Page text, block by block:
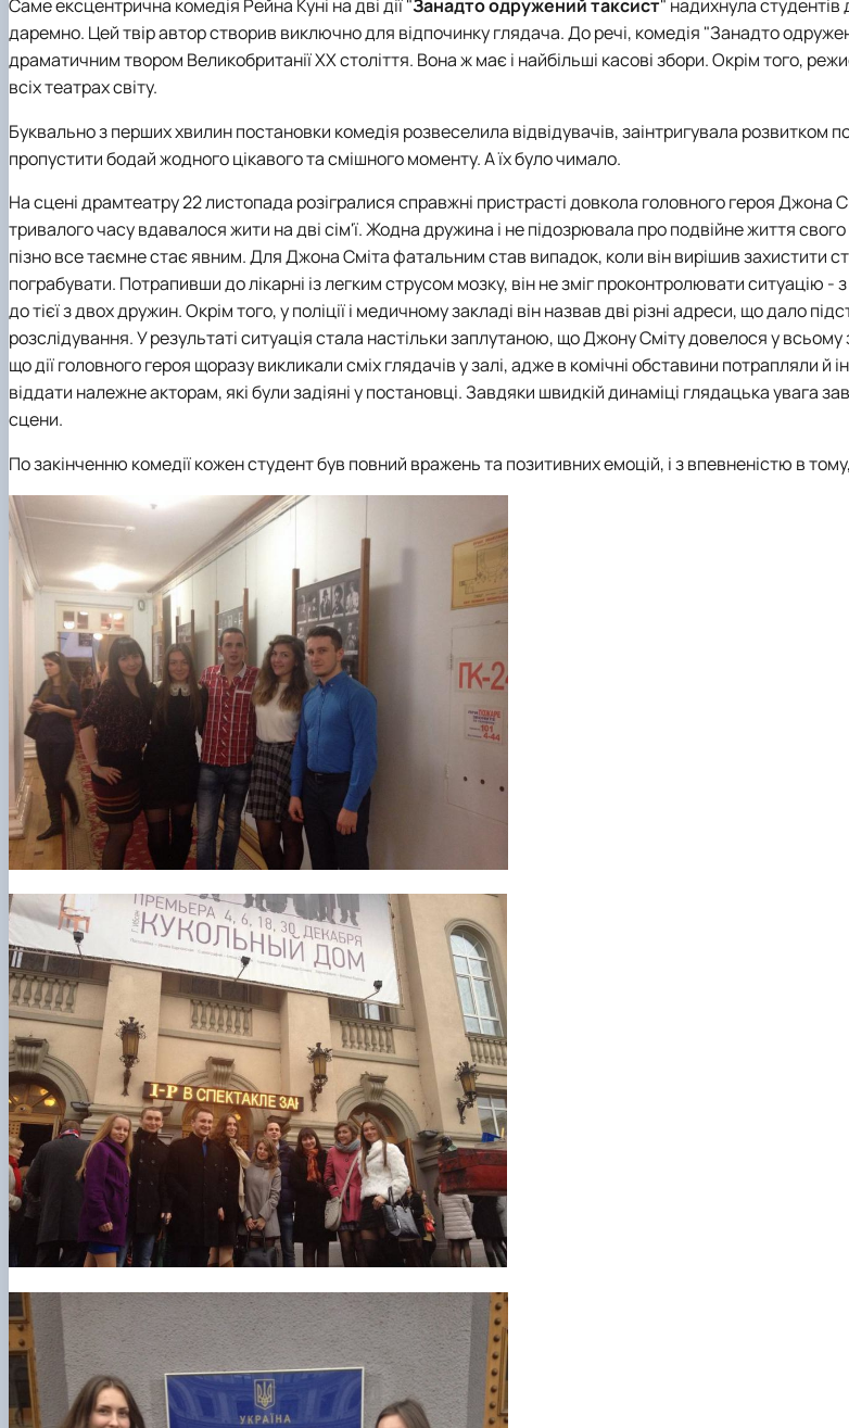
Саме ексцентрична комедія Рейна Куні на дві дії "Занадто одружений таксист" надихнула студентів
даремно. Цей твір автор створив виключно для відпочинку глядача. До речі, комедія "Занадто
драматичним твором Великобританії ХХ століття. Вона ж має і найбільші касові збори. Окрім того,
всіх театрах світу.
Буквально з перших хвилин постановки комедія розвеселила відвідувачів,заінтригувала розвитком
пропустити бодай жодного цікавого та смішного моменту. А їх булочимало.
На сцені драмтеатру 22 листопада розігралися справжні пристрасті довкола головного героя Джона
тривалого часу вдавалося жити на дві сім'ї. Жодна дружина і не підозрювала про подвійне життя
пізно все таємне стає явним. Для Джона Сміта фатальним став випадок, коли він вирішив захистити
пограбувати. Потрапивши до лікарні із легким струсом мозку, він не зміг проконтролювати ситуацію -
до тієї з двох дружин. Окрім того, у поліції і медичному закладі він назвав дві різні адреси, що дало
розслідування. У результаті ситуація стала настільки заплутаною, що Джону Сміту довелося у всьому
що дії головного героя щоразу викликали сміх глядачів у залі, адже в комічні обставини потрапляли й
віддати належне акторам, які були задіяні у постановці. Завдяки швидкій динаміці глядацька увага
сцени.
По закінченню комедії кожен студент був повний вражень та позитивних емоцій, і з впевненістю в